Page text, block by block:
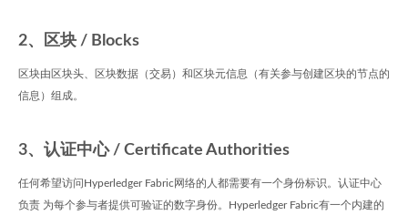
2、区块 / Blocks
区块由区块头、区块数据（交易）和区块元信息（有关参与创建区块的节点的
信息）组成。
3、认证中心 / Certificate Authorities
任何希望访问Hyperledger Fabric网络的人都需要有一个身份标识。认证中心
负责 为每个参与者提供可验证的数字身份。Hyperledger Fabric有一个内建的